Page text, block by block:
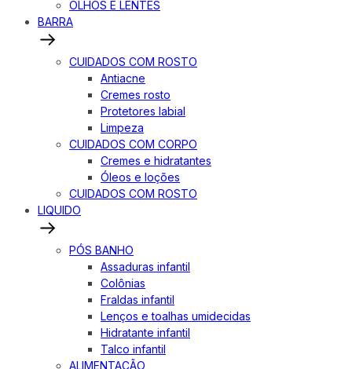
OLHOS E LENTES
BARRA
CUIDADOS COM ROSTO
Antiacne
Cremes rosto
Protetores labial
Limpeza
CUIDADOS COM CORPO
Cremes e hidratantes
Óleos e loções
CUIDADOS COM ROSTO
LIQUIDO
PÓS BANHO
Assaduras infantil
Colônias
Fraldas infantil
Lenços e toalhas umidecidas
Hidratante infantil
Talco infantil
ALIMENTAÇÃO